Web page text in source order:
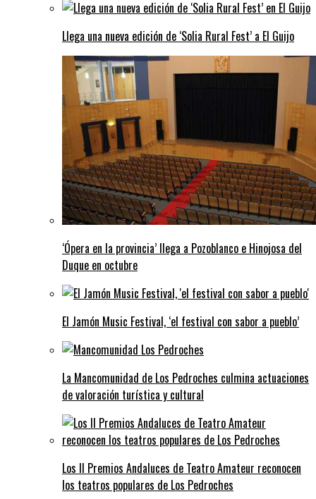
Llega una nueva edición de ‘Solia Rural Fest’ a El Guijo
‘Ópera en la provincia’ llega a Pozoblanco e Hinojosa del
Duque en octubre
El Jamón Music Festival, ‘el festival con sabor a pueblo’
La Mancomunidad de Los Pedroches culmina actuaciones
de valoración turística y cultural
Los II Premios Andaluces de Teatro Amateur reconocen
los teatros populares de Los Pedroches